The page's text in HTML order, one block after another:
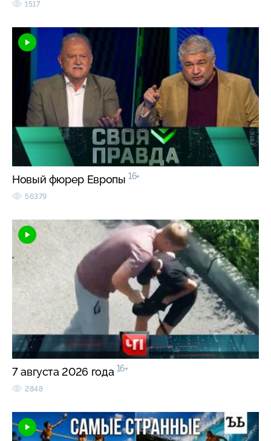
1517
Новый фюрер Европы 16+
56379
7 августа 2026 года 16+
2848